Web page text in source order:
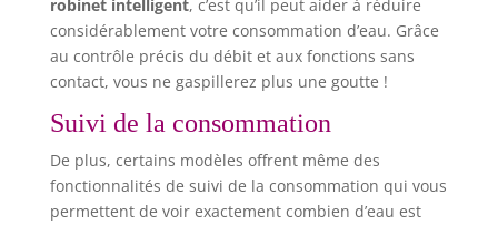
robinet intelligent, c’est qu’il peut aider à réduire
considérablement votre consommation d’eau. Grâce
au contrôle précis du débit et aux fonctions sans
contact, vous ne gaspillerez plus une goutte !
Suivi de la consommation
De plus, certains modèles offrent même des
fonctionnalités de suivi de la consommation qui vous
permettent de voir exactement combien d’eau est